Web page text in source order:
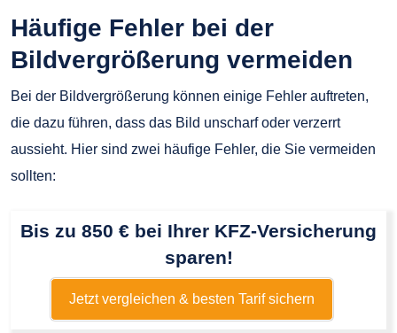
Häufige Fehler bei der
Bildvergrößerung vermeiden
Bei der Bildvergrößerung können einige Fehler auftreten,
die dazu führen, dass das Bild unscharf oder verzerrt
aussieht. Hier sind zwei häufige Fehler, die Sie vermeiden
sollten:
Bis zu 850 € bei Ihrer KFZ-Versicherung
sparen!
Jetzt vergleichen & besten Tarif sichern